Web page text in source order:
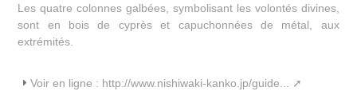
Les quatre colonnes galbées, symbolisant les volontés divines,
sont en bois de cyprès et capuchonnées de métal, aux
extrémités.
Voir en ligne : http://www.nishiwaki-kanko.jp/guide...